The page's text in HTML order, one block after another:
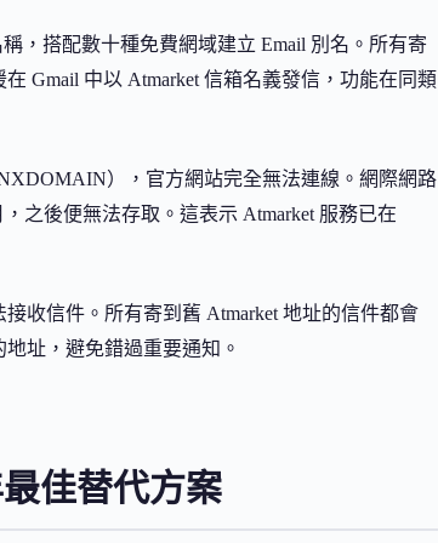
，搭配數十種免費網域建立 Email 別名。所有寄
Gmail 中以 Atmarket 信箱名義發信，功能在同類
），官方網站完全無法連線。網際網路
之後便無法存取。這表示 Atmarket 服務已在
收信件。所有寄到舊 Atmarket 地址的信件都會
址，避免錯過重要通知。
佳替代方案